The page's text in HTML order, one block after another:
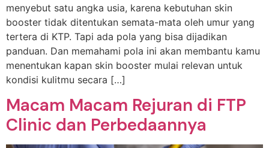
menyebut satu angka usia, karena kebutuhan skin
booster tidak ditentukan semata-mata oleh umur yang
tertera di KTP. Tapi ada pola yang bisa dijadikan
panduan. Dan memahami pola ini akan membantu kamu
menentukan kapan skin booster mulai relevan untuk
kondisi kulitmu secara […]
Macam Macam Rejuran di FTP
Clinic dan Perbedaannya